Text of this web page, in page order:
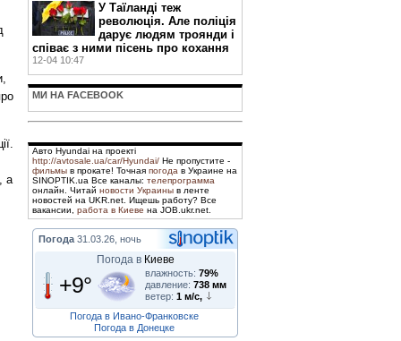
а
У Таїланді теж
революція. Але поліція
дарує людям троянди і
співає з ними пісень про кохання
12-04 10:47
МИ НА FACEBOOK
Авто Hyundai на проекті
http://avtosale.ua/car/Hyundai/ Не пропустите -
фильмы в прокате! Точная погода в Украине на
SINOPTIK.ua Все каналы: телепрограмма
онлайн. Читай новости Украины в ленте
новостей на UKR.net. Ищешь работу? Все
вакансии, работа в Киеве на JOB.ukr.net.
Погода 31.03.26, ночь
Погода в Киеве
+9° влажность: 79%
давление: 738 мм
ветер: 1 м/с,
Погода в Ивано-Франковске
Погода в Донецке